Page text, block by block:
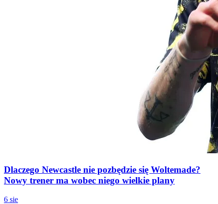
Dlaczego Newcastle nie pozbędzie się Woltemade?
Nowy trener ma wobec niego wielkie plany
6 sie